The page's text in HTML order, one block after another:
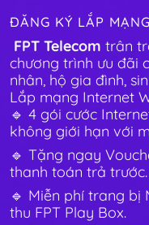
ĐĂNG KÝ LẮP
FPT Telecom trân
chương trình ưu đãi
nhân, hộ gia đình,
Lắp mạng Internet
🔹 4 gói cước
không giới hạn với
🔹 Tặng ngay
thanh toán trả trước.
🔹 Miễn phí trang bị
thu FPT Play Box.